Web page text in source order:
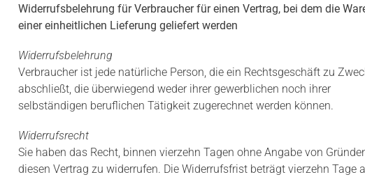
Widerrufsbelehrung für Verbraucher für einen Vertrag, bei dem die
einer einheitlichen Lieferung geliefert werden
Widerrufsbelehrung
Verbraucher ist jede natürliche Person, die ein Rechtsgeschäft zu
abschließt, die überwiegend weder ihrer gewerblichen noch ihrer
selbständigen beruflichen Tätigkeit zugerechnet werden können.
Widerrufsrecht
Sie haben das Recht, binnen vierzehn Tagen ohne Angabe von
diesen Vertrag zu widerrufen. Die Widerrufsfrist beträgt vierzehn Tage